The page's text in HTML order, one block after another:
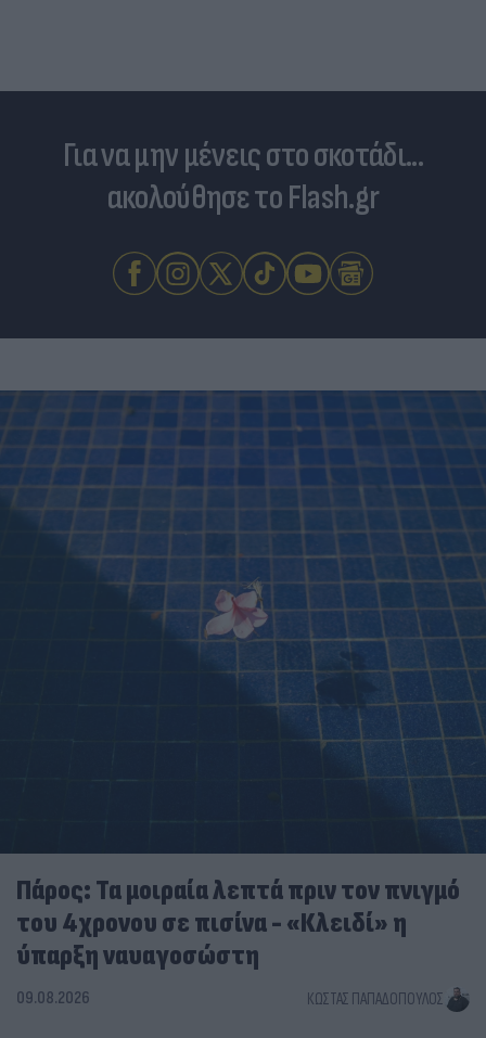
Για να μην μένεις στο σκοτάδι...
ακολούθησε το Flash.gr
Πάρος: Τα μοιραία λεπτά πριν τον πνιγμό
του 4χρονου σε πισίνα - «Κλειδί» η
ύπαρξη ναυαγοσώστη
09.08.2026 ΚΏΣΤΑΣ ΠΑΠΑΔΌΠΟΥΛΟΣ